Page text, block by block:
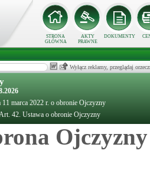
STRONA
GŁÓWNA
AKTY
PRAWNE
DOKUMENTY
Wyłącz reklamy, przeglądaj
marca 2022 r. o obronie Ojczyzny
42. Ustawa o obronie Ojczyzny
Ojczyzny